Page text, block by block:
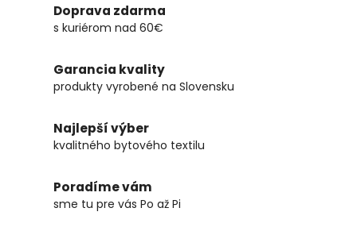
Doprava zdarma
s kuriérom nad 60€
Garancia kvality
produkty vyrobené na Slovensku
Najlepší výber
kvalitného bytového textilu
Poradíme vám
sme tu pre vás Po až Pi